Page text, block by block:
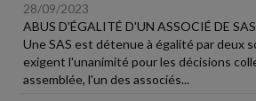
28/09/2023
ABUS D'ÉGALITÉ D'UN ASSOCIÉ DE SAS
Une SAS est détenue à égalité par deux
exigent l'unanimité pour les décisions
assemblée, l'un des associés...